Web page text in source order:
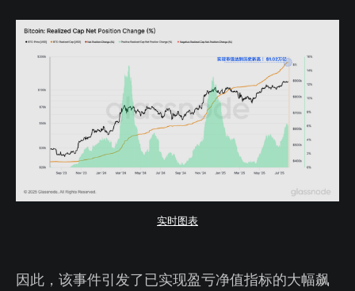
实时图表
因此，该事件引发了已实现盈亏净值指标的大幅飙